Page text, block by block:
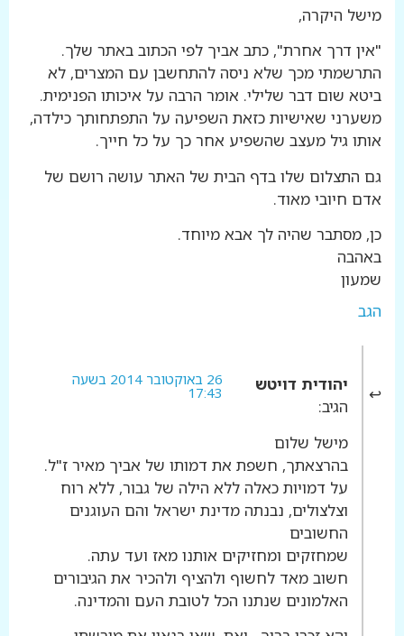
מישל היקרה,
"אין דרך אחרת", כתב אביך לפי הכתוב באתר שלך.
התרשמתי מכך שלא ניסה להתחשבן עם המצרים, לא
ביטא שום דבר שלילי. אומר הרבה על איכותו הפנימית.
משערני שאישיות כזאת השפיעה על התפתחותך כילדה,
אותו גיל מעצב שהשפיע אחר כך על כל חייך.
גם התצלום שלו בדף הבית של האתר עושה רושם של
אדם חיובי מאוד.
כן, מסתבר שהיה לך אבא מיוחד.
באהבה
שמעון
הגב
יהודית דויטש
הגיב:
26 באוקטובר 2014 בשעה
17:43
מישל שלום
בהרצאתך, חשפת את דמותו של אביך מאיר ז"ל.
על דמויות כאלה ללא הילה של גבור, ללא רוח
וצלצולים, נבנתה מדינת ישראל והם העוגנים
החשובים
שמחזקים ומחזיקים אותנו מאז ועד עתה.
חשוב מאד לחשוף ולהציף ולהכיר את הגיבורים
האלמונים שנתנו הכל לטובת העם והמדינה.